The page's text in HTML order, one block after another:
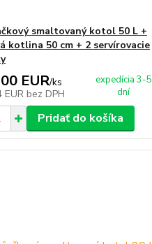
smaltovaný kotol 50 L +
kotlina 50 cm + 2 servírovacie
EUR/ks
EUR bez DPH
expedícia 3-5
dní
Pridať do košíka